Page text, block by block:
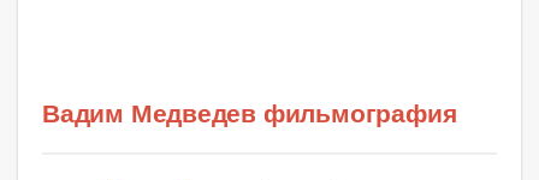
Вадим Медведев фильмография